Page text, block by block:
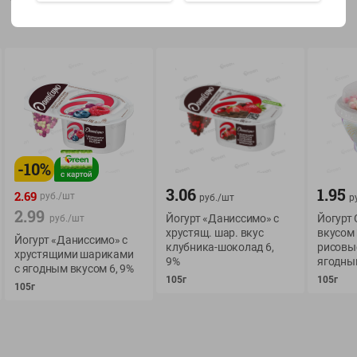
О сервисе
Оплата
Условия доставки
Возврат товара
Оформление заказа
Приемка товара
Мой Green
Обратная связь
доставкой и
-10%
2.69 руб./шт
2.99 руб./шт
Йогурт «Даниссимо» с
хрустящими шариками
с ягодным вкусом 6, 9%
105г
3.06 руб./шт
Йогурт «Даниссимо» с
хрустящ. шар. вкус
клубника-шоколад 6,
9%
105г
1.95
Йогурт
105г